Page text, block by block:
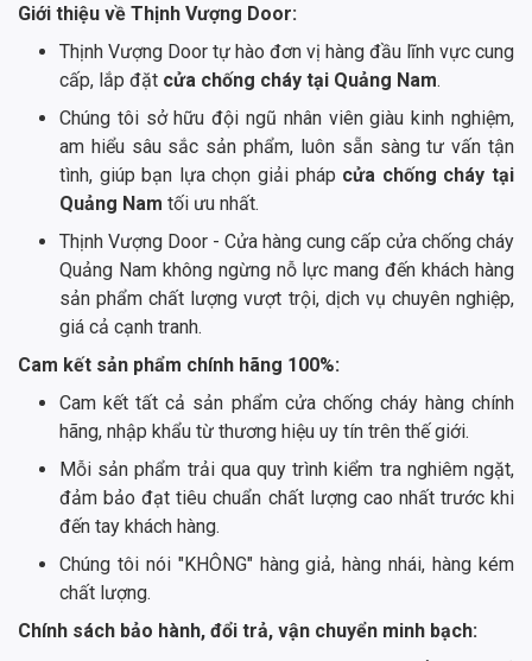
Giới thiệu về Thịnh Vượng Door:
Thịnh Vượng Door tự hào đơn vị hàng đầu lĩnh vực cung
cấp, lắp đặt cửa chống cháy tại Quảng Nam.
Chúng tôi sở hữu đội ngũ nhân viên giàu kinh nghiệm,
am hiểu sâu sắc sản phẩm, luôn sẵn sàng tư vấn tận
tình, giúp bạn lựa chọn giải pháp cửa chống cháy tại
Quảng Nam tối ưu nhất.
Thịnh Vượng Door - Cửa hàng cung cấp cửa chống cháy
Quảng Nam không ngừng nỗ lực mang đến khách hàng
sản phẩm chất lượng vượt trội, dịch vụ chuyên nghiệp,
giá cả cạnh tranh.
Cam kết sản phẩm chính hãng 100%:
Cam kết tất cả sản phẩm cửa chống cháy hàng chính
hãng, nhập khẩu từ thương hiệu uy tín trên thế giới.
Mỗi sản phẩm trải qua quy trình kiểm tra nghiêm ngặt,
đảm bảo đạt tiêu chuẩn chất lượng cao nhất trước khi
đến tay khách hàng.
Chúng tôi nói "KHÔNG" hàng giả, hàng nhái, hàng kém
chất lượng.
Chính sách bảo hành, đổi trả, vận chuyển minh bạch: